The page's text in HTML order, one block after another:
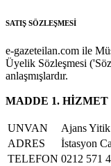
SATIŞ SÖZLEŞMESİ
e-gazeteilan.com ile
Üyelik Sözleşmesi
anlaşmışlardır.
MADDE 1.
UNVAN
Ajans
ADRES
İstasyon
TELEFON 0212 571